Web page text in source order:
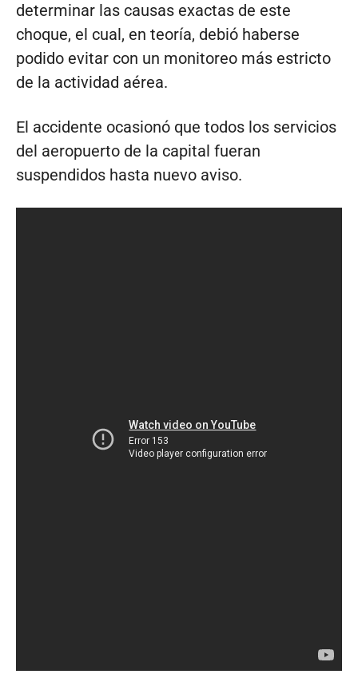
determinar las causas exactas de este
choque, el cual, en teoría, debió haberse
podido evitar con un monitoreo más estricto
de la actividad aérea.
El accidente ocasionó que todos los servicios
del aeropuerto de la capital fueran
suspendidos hasta nuevo aviso.